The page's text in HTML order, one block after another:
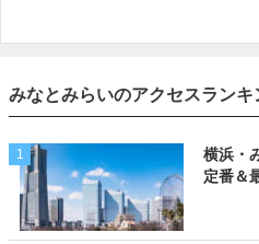
みなとみらいのアクセスランキ
1
横浜・
定番＆